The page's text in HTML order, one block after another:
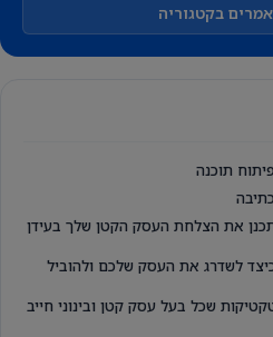
בקטגוריה
תוכנה
את הצלחת העסק הקטן שלך בעידן
לשדרג את העסק שלכם ולהוביל
פרודוקטיביות: 5 טקטיקות שכל בעל עסק קטן ובינוני חייב